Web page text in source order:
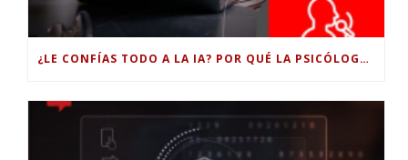
¿LE CONFÍAS TODO A LA IA? POR QUÉ LA PSICÓLOGA DICE QUE ESO PUEDE COSTARTE TUS PROPIAS HABILIDADES